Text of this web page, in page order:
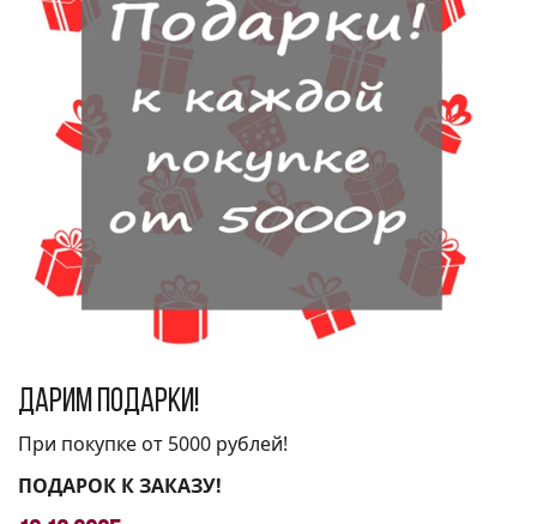
Дарим подарки!
При покупке от 5000 рублей!
ПОДАРОК К ЗАКАЗУ!